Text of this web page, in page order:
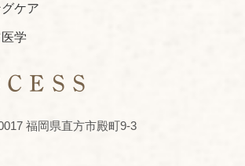
ケア
学
福岡県直方市殿町9-3